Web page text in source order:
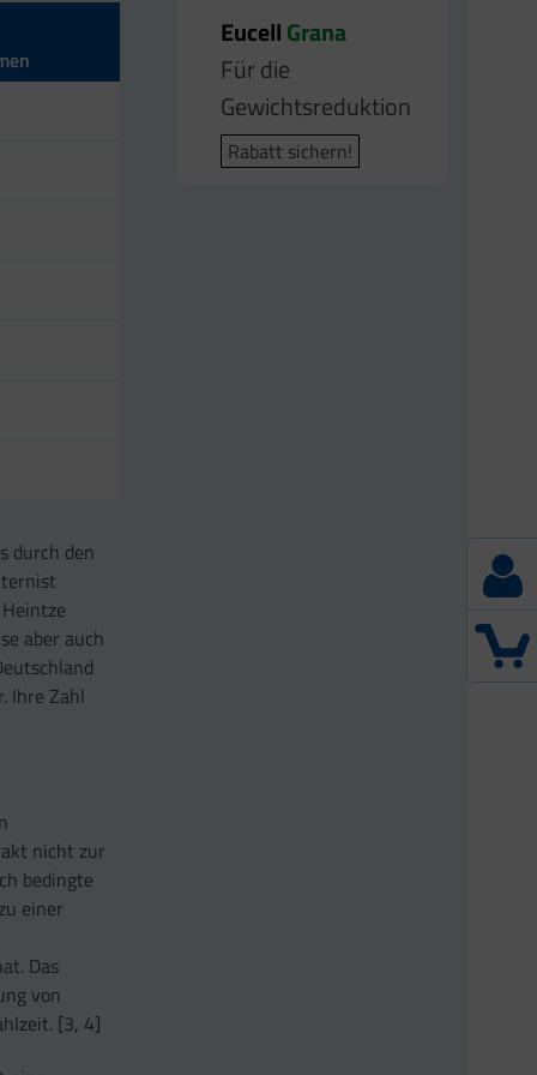
durch den
aber auch
Ihre Zahl
nicht zur
bedingte
einer
Das
von
[3, 4]
EucellGrana
Für die
Gewichtsreduktion
Rabatt sichern!
EucellBodyfit
Für die
Gewichtsreduktion
Rabatt sichern!